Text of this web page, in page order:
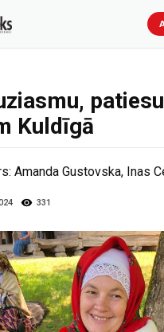
Kuldīgā
Amanda Gustovska, Inas
331